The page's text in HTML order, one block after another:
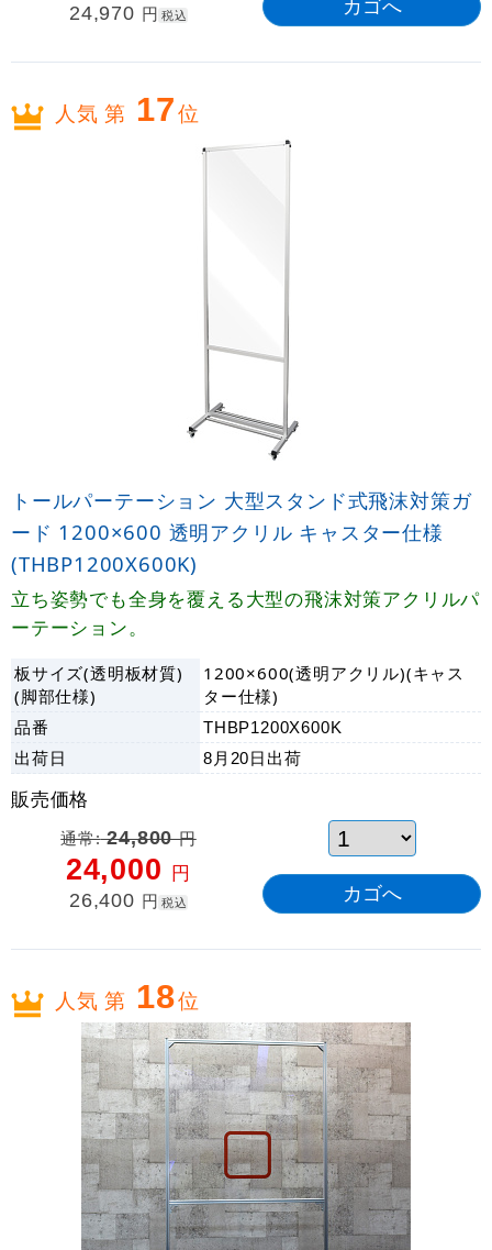
24,970 円 税込
人気 第 17位
トールパーテーション 大型スタンド式飛沫対策ガ
ード 1200×600 透明アクリル キャスター仕様
(THBP1200X600K)
立ち姿勢でも全身を覆える大型の飛沫対策アクリルパ
ーテーション。
板サイズ(透明板材質)
(脚部仕様)
1200×600(透明アクリル)(キャス
ター仕様)
品番
THBP1200X600K
出荷日 8月20日 出荷
販売価格
通常:24,800円
24,000 円
26,400 円 税込
人気 第 18位